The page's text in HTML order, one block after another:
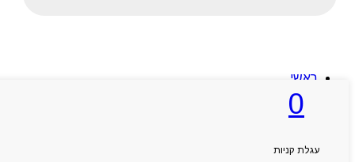
0
עגלת קניות
ראשי
אודותניו
קטלוג מוצרים
המגזין
מותגים